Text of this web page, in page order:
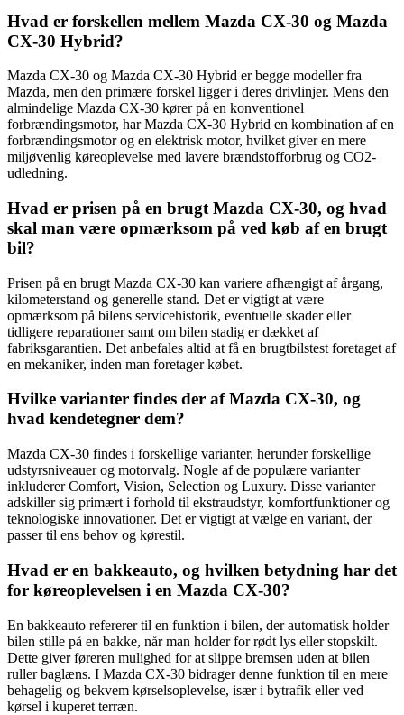
Hvad er forskellen mellem Mazda CX-30 og Mazda
CX-30 Hybrid?
Mazda CX-30 og Mazda CX-30 Hybrid er begge modeller fra
Mazda, men den primære forskel ligger i deres drivlinjer. Mens den
almindelige Mazda CX-30 kører på en konventionel
forbrændingsmotor, har Mazda CX-30 Hybrid en kombination af en
forbrændingsmotor og en elektrisk motor, hvilket giver en mere
miljøvenlig køreoplevelse med lavere brændstofforbrug og CO2-
udledning.
Hvad er prisen på en brugt Mazda CX-30, og hvad
skal man være opmærksom på ved køb af en brugt
bil?
Prisen på en brugt Mazda CX-30 kan variere afhængigt af årgang,
kilometerstand og generelle stand. Det er vigtigt at være
opmærksom på bilens servicehistorik, eventuelle skader eller
tidligere reparationer samt om bilen stadig er dækket af
fabriksgarantien. Det anbefales altid at få en brugtbilstest foretaget af
en mekaniker, inden man foretager købet.
Hvilke varianter findes der af Mazda CX-30, og
hvad kendetegner dem?
Mazda CX-30 findes i forskellige varianter, herunder forskellige
udstyrsniveauer og motorvalg. Nogle af de populære varianter
inkluderer Comfort, Vision, Selection og Luxury. Disse varianter
adskiller sig primært i forhold til ekstraudstyr, komfortfunktioner og
teknologiske innovationer. Det er vigtigt at vælge en variant, der
passer til ens behov og kørestil.
Hvad er en bakkeauto, og hvilken betydning har det
for køreoplevelsen i en Mazda CX-30?
En bakkeauto refererer til en funktion i bilen, der automatisk holder
bilen stille på en bakke, når man holder for rødt lys eller stopskilt.
Dette giver føreren mulighed for at slippe bremsen uden at bilen
ruller baglæns. I Mazda CX-30 bidrager denne funktion til en mere
behagelig og bekvem kørselsoplevelse, især i bytrafik eller ved
kørsel i kuperet terræn.